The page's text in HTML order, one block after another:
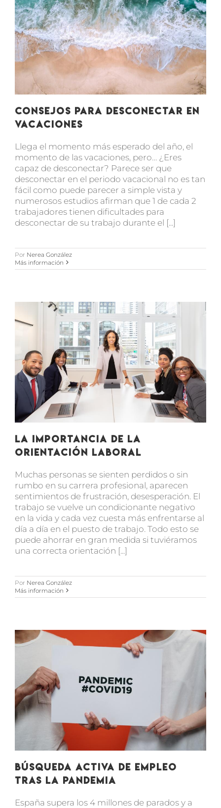
Consejos para desconectar en
vacaciones
Llega el momento más esperado del año, el
momento de las vacaciones, pero… ¿Eres
capaz de desconectar? Parece ser que
desconectar en el periodo vacacional no es tan
fácil como puede parecer a simple vista y
numerosos estudios afirman que 1 de cada 2
trabajadores tienen dificultades para
desconectar de su trabajo durante el [...]
Por Nerea González
Más información
La importancia de la
orientación laboral
Muchas personas se sienten perdidos o sin
rumbo en su carrera profesional, aparecen
sentimientos de frustración, desesperación. El
trabajo se vuelve un condicionante negativo
en la vida y cada vez cuesta más enfrentarse al
día a día en el puesto de trabajo. Todo esto se
puede ahorrar en gran medida si tuviéramos
una correcta orientación [...]
Por Nerea González
Más información
Búsqueda activa de empleo
tras la pandemia
España supera los 4 millones de parados y a